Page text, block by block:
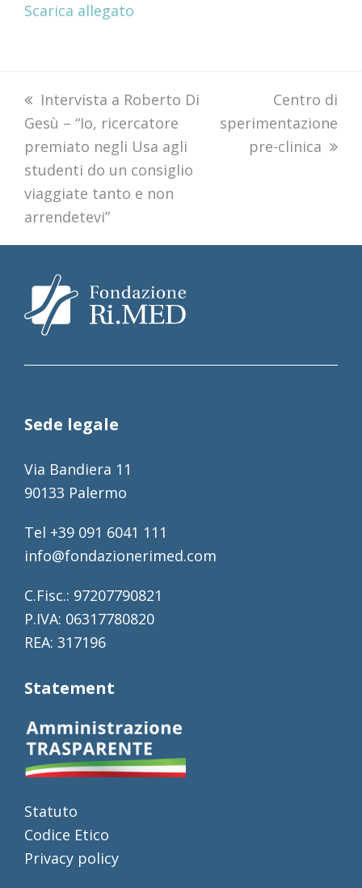
Scarica allegato
previous
post:
Intervista a Roberto Di
Gesù – “Io, ricercatore
premiato negli Usa agli
studenti do un consiglio
viaggiate tanto e non
arrendetevi”
next
post:
Centro di
sperimentazione
pre-clinica
Sede legale
Via Bandiera 11
90133 Palermo
Tel +39 091 6041 111
info@fondazionerimed.com
C.Fisc.: 97207790821
P.IVA: 06317780820
REA: 317196
Statement
Statuto
Codice Etico
Privacy policy